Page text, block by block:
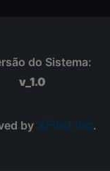
do Sistema:
v_1.0
by XFind.inc.